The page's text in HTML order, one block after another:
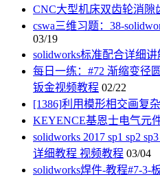
CNC大型机床双齿轮消隙
cswa三维习题：38-
03/19
solidworks标准配合详细讲
每日一练：#72 渐缩变径
钣金视频教程 02/22
[1386]利用模形相交画复
KEYENCE基恩士电气元
solidworks 2017 sp1 sp2
详细教程 视频教程 03/04
solidworks焊件-教程#7-3-